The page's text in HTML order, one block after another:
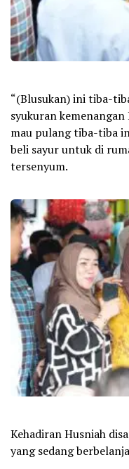
“(Blusukan) ini tiba-
syukuran
mau pulang tiba-tiba
beli sayur untuk di
tersenyum.
Kehadiran Husniah
yang sedang